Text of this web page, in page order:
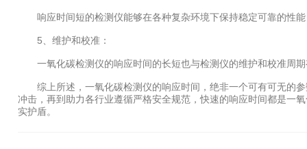
响应时间短的检测仪能够在各种复杂环境下保持稳定可靠的性能
5、维护和校准：
一氧化碳检测仪的响应时间的长短也与检测仪的维护和校准周期
综上所述，一氧化碳检测仪的响应时间，绝非一个可有可无的参
冲击，再到助力各行业遵循严格安全规范，快速的响应时间都是一
实护盾。